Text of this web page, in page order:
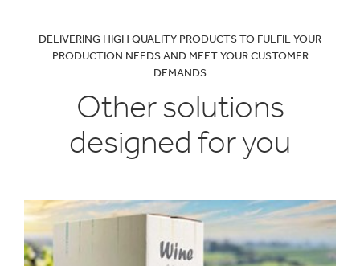
DELIVERING HIGH QUALITY PRODUCTS TO FULFIL YOUR
PRODUCTION NEEDS AND MEET YOUR CUSTOMER
DEMANDS
Other solutions
designed for you